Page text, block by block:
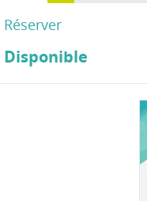
Réserver
Disponible